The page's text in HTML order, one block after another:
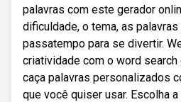
palavras com este gerador
dificuldade, o tema, as
passatempo para se divertir.
criatividade com o word
caça palavras personalizados
que você quiser usar. Escolha